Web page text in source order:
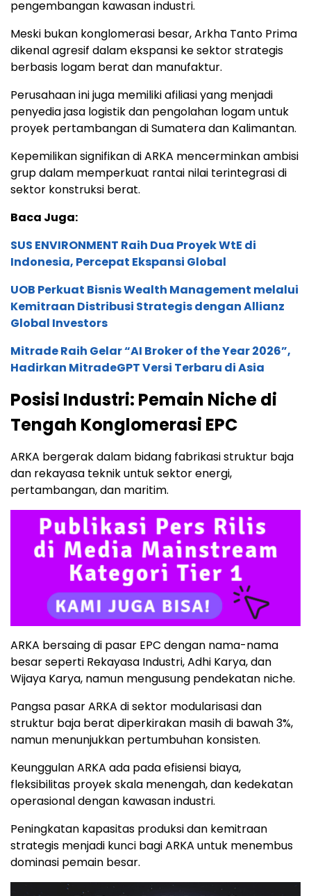
pengembangan kawasan industri.
Meski bukan konglomerasi besar, Arkha Tanto Prima
dikenal agresif dalam ekspansi ke sektor strategis
berbasis logam berat dan manufaktur.
Perusahaan ini juga memiliki afiliasi yang menjadi
penyedia jasa logistik dan pengolahan logam untuk
proyek pertambangan di Sumatera dan Kalimantan.
Kepemilikan signifikan di ARKA mencerminkan ambisi
grup dalam memperkuat rantai nilai terintegrasi di
sektor konstruksi berat.
Baca Juga:
SUS ENVIRONMENT Raih Dua Proyek WtE di
Indonesia, Percepat Ekspansi Global
UOB Perkuat Bisnis Wealth Management melalui
Kemitraan Distribusi Strategis dengan Allianz
Global Investors
Mitrade Raih Gelar “AI Broker of the Year 2026”,
Hadirkan MitradeGPT Versi Terbaru di Asia
Posisi Industri: Pemain Niche di
Tengah Konglomerasi EPC
ARKA bergerak dalam bidang fabrikasi struktur baja
dan rekayasa teknik untuk sektor energi,
pertambangan, dan maritim.
ARKA bersaing di pasar EPC dengan nama-nama
besar seperti Rekayasa Industri, Adhi Karya, dan
Wijaya Karya, namun mengusung pendekatan niche.
Pangsa pasar ARKA di sektor modularisasi dan
struktur baja berat diperkirakan masih di bawah 3%,
namun menunjukkan pertumbuhan konsisten.
Keunggulan ARKA ada pada efisiensi biaya,
fleksibilitas proyek skala menengah, dan kedekatan
operasional dengan kawasan industri.
Peningkatan kapasitas produksi dan kemitraan
strategis menjadi kunci bagi ARKA untuk menembus
dominasi pemain besar.